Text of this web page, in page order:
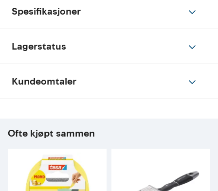
Spesifikasjoner
Lagerstatus
Kundeomtaler
Ofte kjøpt sammen